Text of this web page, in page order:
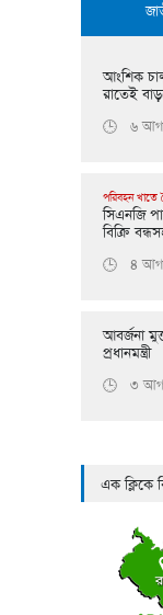
আংশিক
রাতেই
🕒 ৬
পরিবহন খাতে
সিএনজি
বিক্রি
🕒 ৪
আবর্জনা
প্রধানমন্ত্রী
🕒 ৩
এক ক্লিকে